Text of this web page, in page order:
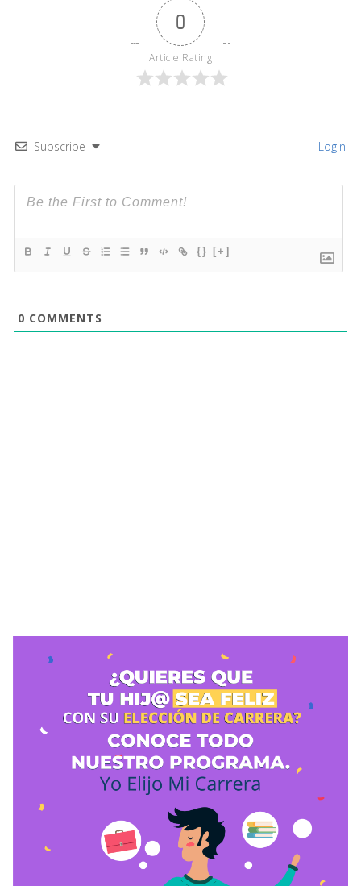
0
Article Rating
Subscribe Login
{} [+]
0 COMMENTS